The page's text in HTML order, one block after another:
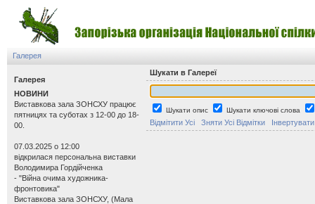
Галерея
Галерея
НОВИНИ
Виставкова зала ЗОНСХУ працює
пятницях та суботах з 12-00 до 18-
00.
07.03.2025 о 12:00
відкрилася персональна виставки
Володимира Гордійченка
- "Війна очима художника-
фронтовика"
Виставкова зала ЗОНСХУ, (Мала
Шукати в Галереї
Шукати опис Шукати ключові слова
Відмітити Усі Зняти Усі Відмітки Інвертувати